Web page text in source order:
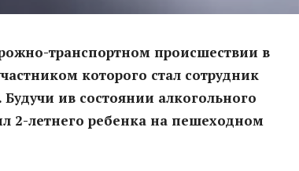
транспортном происшествии в
которого стал сотрудник
ив состоянии алкогольного
2-летнего ребенка на пешеходном